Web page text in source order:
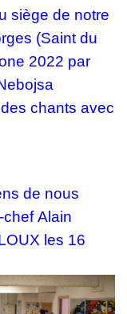
siège de notre
(Saint du
2022 par
chants avec
de nous
chefAlain
les 16